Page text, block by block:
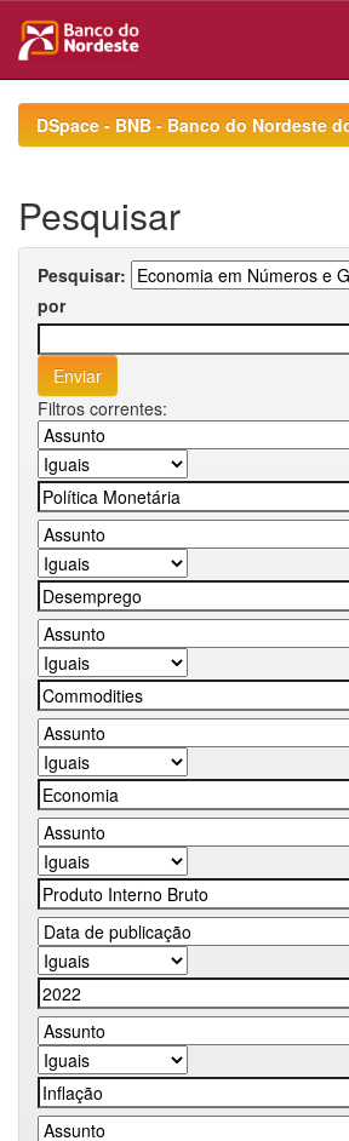
navigationDSpace - BNB - Banco do Nordeste
Pesquisar
Pesquisar:
por
Filtros correntes: